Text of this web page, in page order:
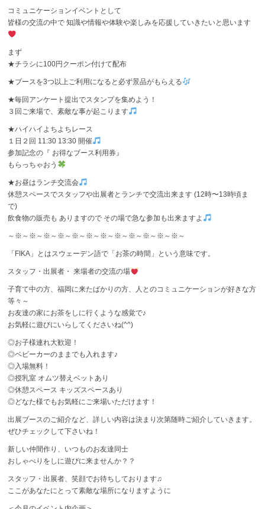
コミュニケーションイベントとして
皆様の交流の中で 知識や情報や体験や楽しみを応援していきたいと思います
まず
★チラシに100円クーポン付けて配布
★ブースを3つ以上ご利用になると必ず景品がもらえる
★毎回アンケート提出でスタンプを集めよう！
３回ご来場で、素敵な事が起こります
★ハイハイよちよちレース
１日２回 11:30 13:30 開催
参加記念の『 お得なブース利用券』
もらっちゃおう
★お昼はランチ交流会
休憩スペースでスタッフや出展者とランチで交流出来ます (12時〜13時頃ま
で)
飲食物の販売も ありますので その場で急な参加も出来ますよ
～※～※～※～※～※～※～※～※～※～※～※～※～
「FIKA」とはスウェーデン語で「お茶の時間」という意味です。
スタッフ・出展者・ 来場者の交流の場
子育て中の方、福岡に来たばかりの方、人とのコミュニケーションが好きな方
等々～
お友達の家にお茶をしに行くような感覚で♪
お気軽に遊びにいらしてくださいね(^^)
◎お子様連れ大歓迎！
◎ベビーカーのままでも入れます♪
◎入場無料！
◎授乳室 オムツ替えベットあり
◎休憩スペース キッズスペースあり
◎どなた様でもお気軽にご来場いただけます！
出展ブースのご紹介など、詳しい内容は決まり次第随時ご紹介していきます。
ぜひチェックして下さいね！
新しい仲間作り、いつものお友達同士
おしゃべりをしに遊びに来ませんか？？
スタッフ・出展者、笑顔でお待ちしております♫
ここがあなたにとって素敵な場所になりますように